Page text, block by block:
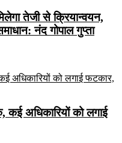
तेजी से क्रियान्वयन,
नंद गोपाल गुप्ता
अधिकारियों को लगाई